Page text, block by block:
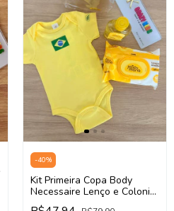
-40%
Kit Primeira Copa Body
Necessaire Lenço e Colonia
Copa26 Bebê Unissex Up